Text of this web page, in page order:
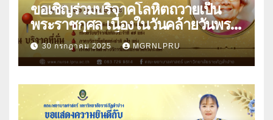
ขอเชิญร่วมบริจาคโลหิตถวายเป็น
พระราชกุศล เนื่องในวันคล้ายวันพระ
ราชสมภพสมเด็จพระศรีนครินทราบ
รมราชชนนี และวันพยาบาลแห่งชาติ
21 ตุลาคม 2568
30 กรกฎาคม 2025 MGRNLPRU